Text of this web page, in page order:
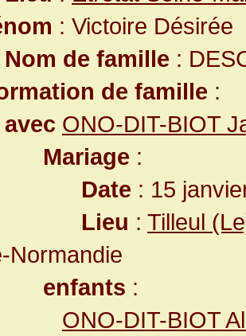
: Victoire Désirée
Nom de famille :
de famille :
avec ONO-DIT-BIOT
Mariage :
Date : 15
Lieu : Tilleul
Normandie
enfants :
ONO-DIT-BIOT